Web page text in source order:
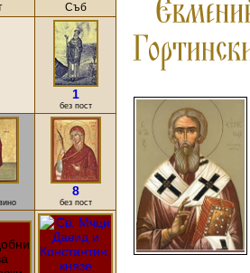
Съб
1
без пост
8
без пост